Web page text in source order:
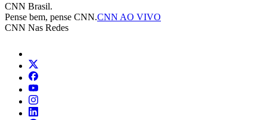
CNN Brasil.
Pense bem, pense CNN.CNN AO VIVO
CNN Nas Redes